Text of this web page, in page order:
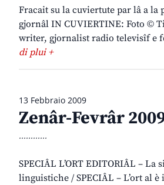
Fracait su la cuviertute par lâ a la
gjornâl IN CUVIERTINE: Foto ©
writer, gjornalist radio televisîf e
di plui +
13 Febbraio 2009
Zenâr-Fevrâr
............
SPECIÂL L’ORT EDITORIÂL – La
linguistiche / SPECIÂL – L’ort al